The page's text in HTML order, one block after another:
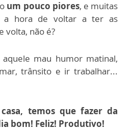
um pouco piores, e muitas
a hora de voltar a ter as
volta, não é?
aquele mau humor matinal,
trânsito e ir trabalhar...
temos que fazer da
bom! Feliz! Produtivo!